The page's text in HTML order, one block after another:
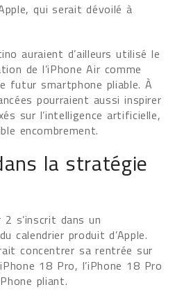
qui serait dévoilé à
auraient d’ailleurs utilisé le
de l’iPhone Air comme
futur smartphone pliable. À
pourraient aussi inspirer
sur l’intelligence artificielle,
encombrement.
la stratégie
s’inscrit dans un
calendrier produit d’Apple.
concentrer sa rentrée sur
18 Pro, l’iPhone 18 Pro
pliant.